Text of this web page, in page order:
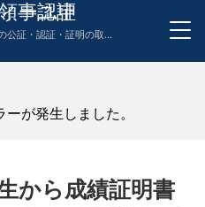
アポスティーユ・駐日大使館の領事認証の公証・認証・証明の取得申請代行のワンストップサービス。英語・スペイン語・中国語・ドイツ語・フランス語・イタリア語・韓国語の翻訳も代行。
が発生しました。
から成績証明書